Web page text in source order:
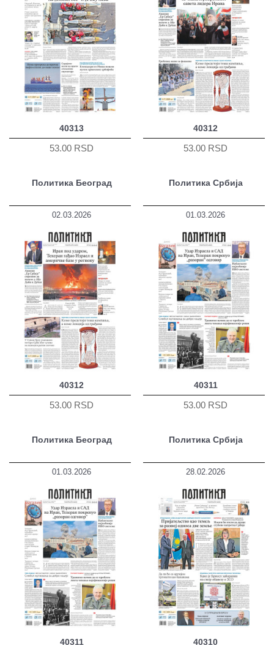
40313
53.00 RSD
40312
53.00 RSD
Политика Београд
02.03.2026
40312
53.00 RSD
Политика Србија
01.03.2026
40311
53.00 RSD
Политика Београд
01.03.2026
40311
Политика Србија
28.02.2026
40310